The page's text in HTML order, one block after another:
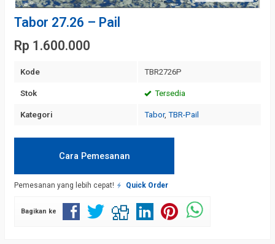
Tabor 27.26 – Pail
Rp 1.600.000
Kode TBR2726P
Stok Tersedia
Kategori Tabor, TBR-Pail
Cara Pemesanan
Pemesanan yang lebih cepat! Quick Order
Bagikan ke